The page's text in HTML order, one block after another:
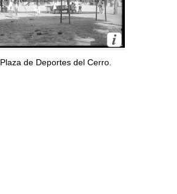
Plaza de Deportes del Cerro.